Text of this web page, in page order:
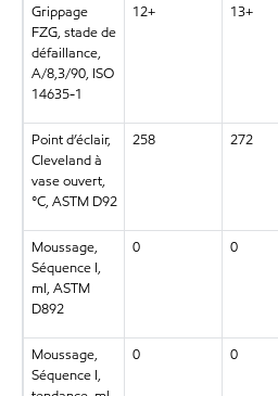
Grippage
FZG, stade de
défaillance,
A/8,3/90, ISO
14635-1
12+ 13+
Point d’éclair,
Cleveland à
vase ouvert,
°C, ASTM D92
258 272
Moussage,
Séquence I,
ml, ASTM
D892
0 0
Moussage,
Séquence I,
0 0